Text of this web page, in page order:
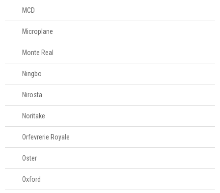
MCD
Microplane
Monte Real
Ningbo
Nirosta
Noritake
Orfevrerie Royale
Oster
Oxford